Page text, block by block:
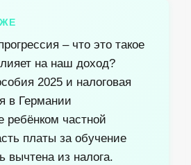
– что это такое
на наш доход?
2025 и налоговая
в Германии
ребёнком частной
платы за обучение
вычтена из налога.